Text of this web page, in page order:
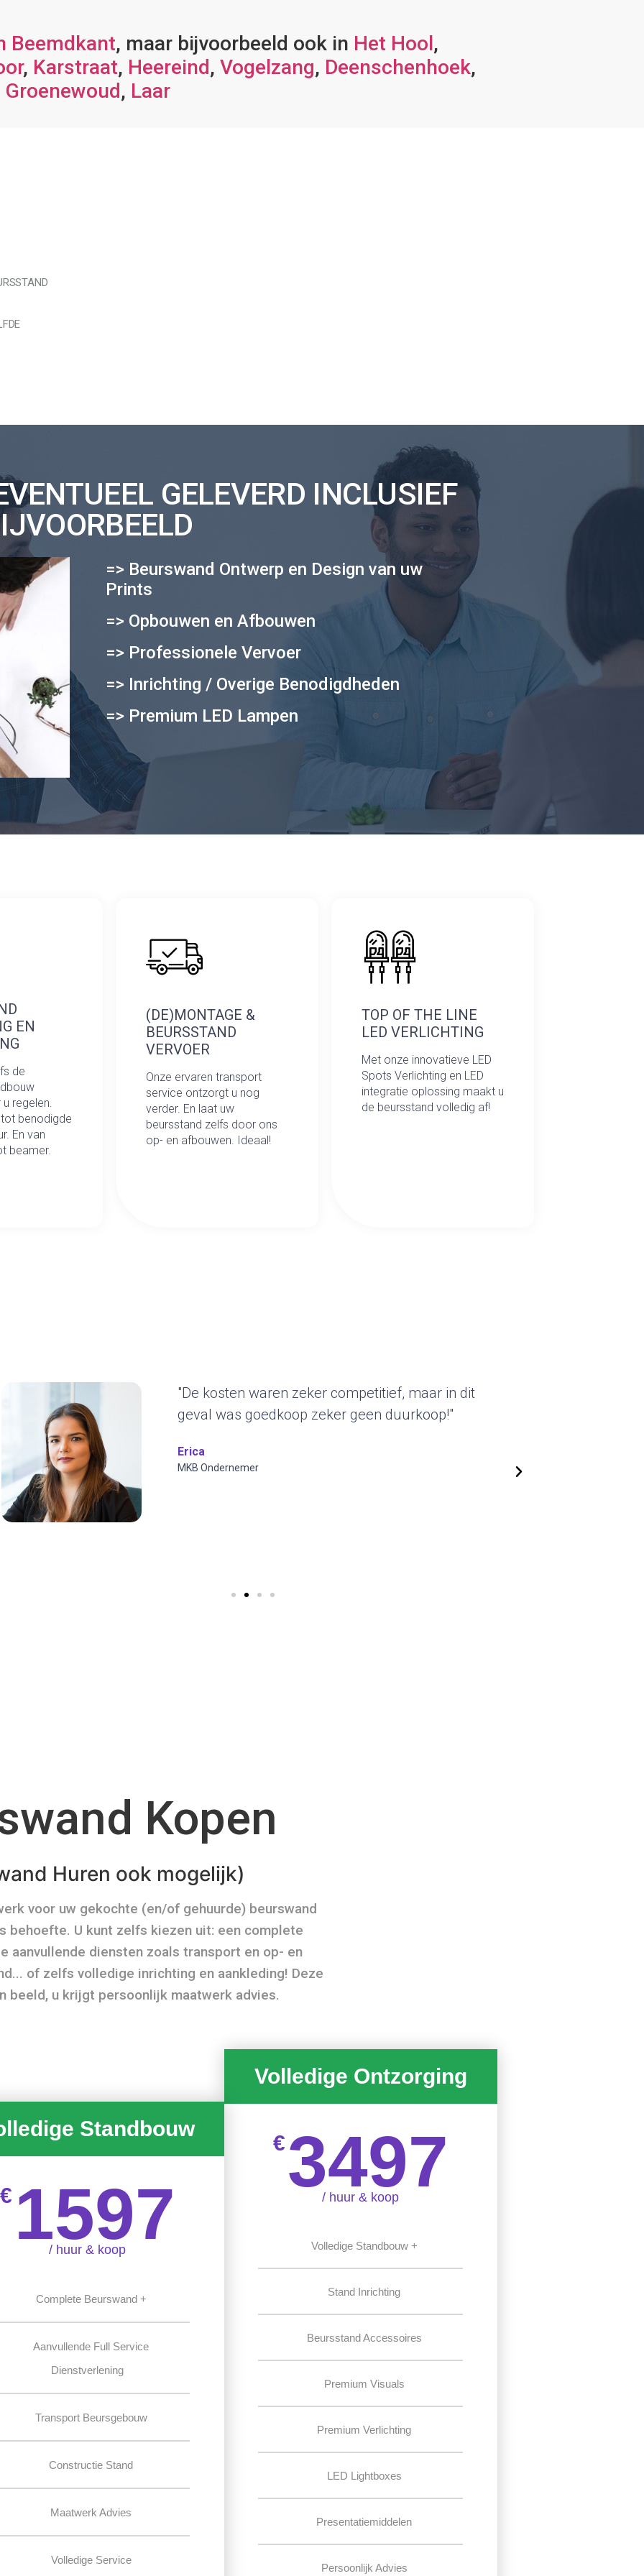
Beemdkant, maar bijvoorbeeld ook in Het Hool,
, Karstraat, Heereind, Vogelzang, Deenschenhoek,
Groenewoud, Laar
GELEVERD INCLUSIEF
=> Beurswand Ontwerp en Design van uw
Prints
=> Opbouwen en Afbouwen
=> Professionele Vervoer
=> Inrichting / Overige Benodigdheden
=> Premium LED Lampen
EN
de
regelen.
benodigde
En van
beamer.
(DE)MONTAGE &
BEURSSTAND
VERVOER
Onze ervaren transport
service ontzorgt u nog
verder. En laat uw
beursstand zelfs door ons
op- en afbouwen. Ideaal!
TOP OF THE LINE
LED VERLICHTING
Met onze innovatieve LED
Spots Verlichting en LED
integratie oplossing maakt u
de beursstand volledig af!
"Het duurzame karakter van deze standbouw sprak
ons erg aan. De geleverde beursstands kunnen we
ontwerp en we kunnen steeds nieuwe, actuele
Kopen
Huren ook mogelijk)
voor uw gekochte (en/of gehuurde) beurswand
behoefte. U kunt zelfs kiezen uit: een complete
aanvullende diensten zoals transport en op- en
of zelfs volledige inrichting en aankleding! Deze
beeld, u krijgt persoonlijk maatwerk advies.
Standbouw
€ 1597
/ huur & koop
Complete Beurswand +
Aanvullende Full Service
Dienstverlening
Transport Beursgebouw
Constructie Stand
Maatwerk Advies
Volledige Service
Volledige Ontzorging
€3497
/ huur & koop
Volledige Standbouw +
Stand Inrichting
Beursstand Accessoires
Premium Visuals
Premium Verlichting
LED Lightboxes
Presentatiemiddelen
Persoonlijk Advies